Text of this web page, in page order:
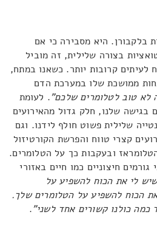
בלקבורן. היא מסבירה כי אם
בצורה שלילית, זה מוביל
קרובות יותר. כשאנו במתח,
ממושכת שלו במערכת הדם
לא טוב לטלומרים שלכם". לעומת
בגישה שלנו, חלק גדול מהאירועים
שלילית פשוט חולף לידנו. וגם
קצרי טווח והפרשת הקורטיזול
ובעקבות כך על הטלומרים.
חיצוניים כמו חיים באזורי
לי את הכוח להשפיע על
הכוח להשפיע על הטלומרים שלך.
כמה כולנו קשורים אחד לשני".